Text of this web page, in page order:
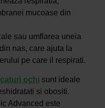
mucoase din
sau umflarea uneia
nas, care ajuta la
pe care il respirati.
ochi sunt ideale
si obositi.
Advanced este